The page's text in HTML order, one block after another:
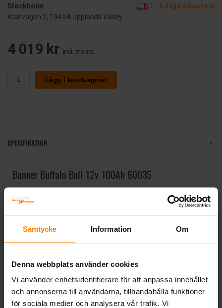
Samtycke Information Om
Denna webbplats använder cookies
Vi använder enhetsidentifierare för att anpassa innehållet
och annonserna till användarna, tillhandahålla funktioner
för sociala medier och analysera vår trafik. Vi
Stockholm
1 - 4 dagars leverans
Kranvägen 2, 194 54 Upplands Väsby
4 019 kr inkl. moms
Lägg i kundvagnen
SPECIFIKATION
Banner Buffalo Bull 12v 100Ah 60035
Tillverkare:
Vikt: 28.8 kg
Artikelgrupp:START TUNGA
BESKRIVNING